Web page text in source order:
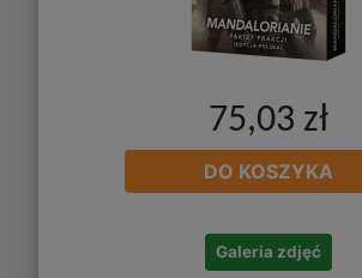
75,03 zł
DO KOSZYKA
Galeria zdjęć